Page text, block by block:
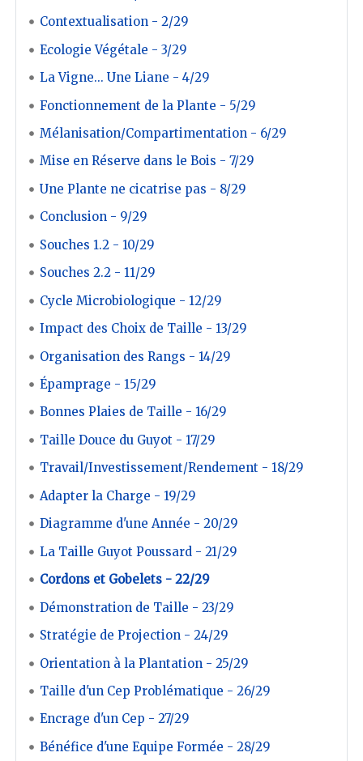
Contextualisation - 2/29
Ecologie Végétale - 3/29
La Vigne... Une Liane - 4/29
Fonctionnement de la Plante - 5/29
Mélanisation/Compartimentation - 6/29
Mise en Réserve dans le Bois - 7/29
Une Plante ne cicatrise pas - 8/29
Conclusion - 9/29
Souches 1.2 - 10/29
Souches 2.2 - 11/29
Cycle Microbiologique - 12/29
Impact des Choix de Taille - 13/29
Organisation des Rangs - 14/29
Épamprage - 15/29
Bonnes Plaies de Taille - 16/29
Taille Douce du Guyot - 17/29
Travail/Investissement/Rendement - 18/29
Adapter la Charge - 19/29
Diagramme d'une Année - 20/29
La Taille Guyot Poussard - 21/29
Cordons et Gobelets - 22/29
Démonstration de Taille - 23/29
Stratégie de Projection - 24/29
Orientation à la Plantation - 25/29
Taille d'un Cep Problématique - 26/29
Encrage d'un Cep - 27/29
Bénéfice d'une Equipe Formée - 28/29